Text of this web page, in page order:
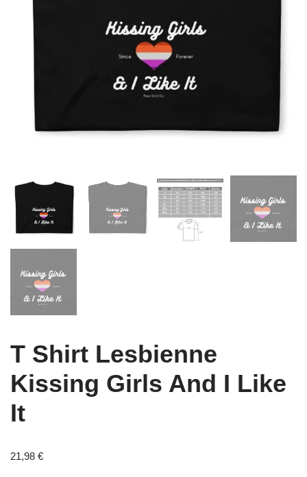
T Shirt Lesbienne
Kissing Girls And I Like
It
21,98 €